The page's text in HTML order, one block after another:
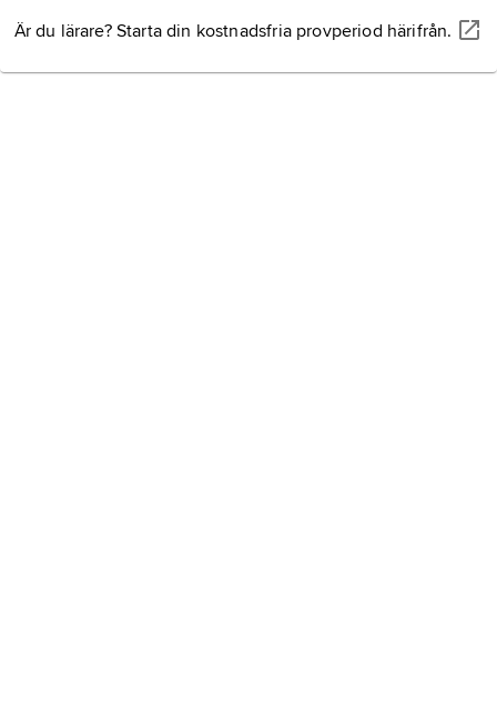
Är du lärare? Starta din kostnadsfria provperiod härifrån.